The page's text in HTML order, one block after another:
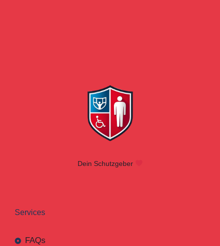
Dein Schutzgeber
Services
FAQs